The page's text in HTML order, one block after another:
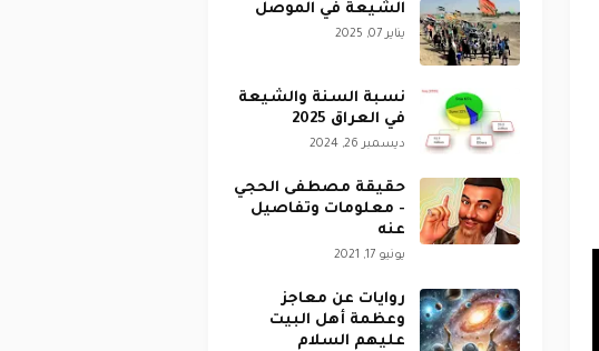
الشيعة في الموصل
يناير 07, 2025
نسبة السنة والشيعة
في العراق 2025
ديسمبر 26, 2024
حقيقة مصطفى الحجي
- معلومات وتفاصيل
عنه
يونيو 17, 2021
روايات عن معاجز
وعظمة أهل البيت
عليهم السلام